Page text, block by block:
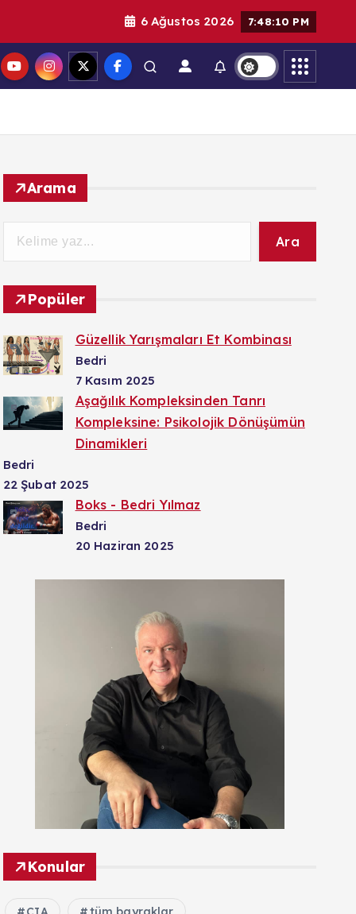
6 Ağustos 2026 7:48:11 PM
Arama
Ara
Popüler
Güzellik Yarışmaları Et Kombinası
Bedri
7 Kasım 2025
Aşağılık Kompleksinden Tanrı
Kompleksine: Psikolojik Dönüşümün
Dinamikleri
Bedri
22 Şubat 2025
Boks - Bedri Yılmaz
Bedri
20 Haziran 2025
Konular